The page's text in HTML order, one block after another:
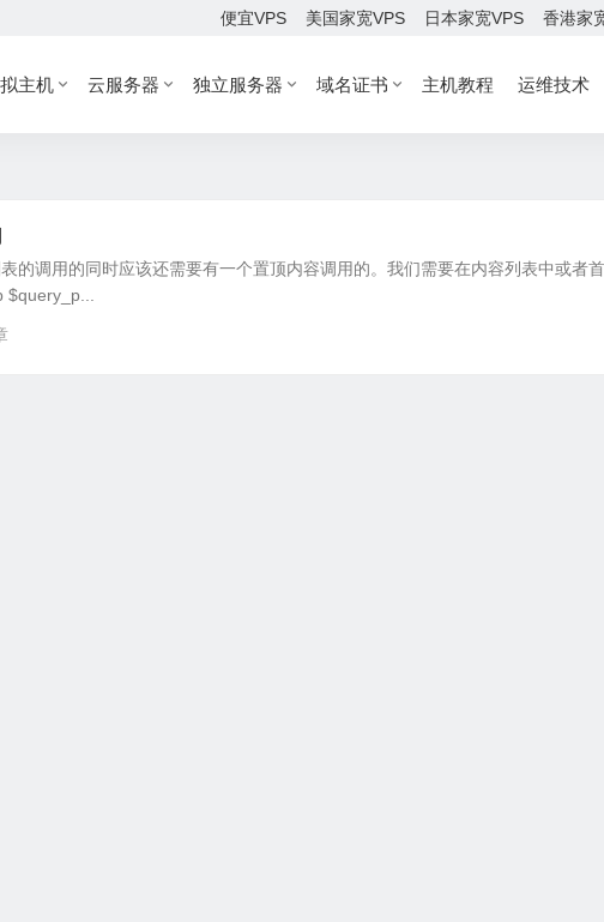
便宜VPS 美国家宽VPS 日本家宽VPS 香港家
主机 云服务器 独立服务器 域名证书 主机教程 运维技术
的调用的同时应该还需要有一个置顶内容调用的。我们需要在内容列表中或者